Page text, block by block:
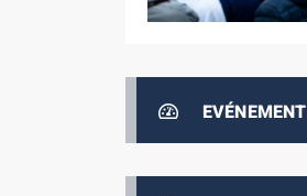
EVÉNEMENT